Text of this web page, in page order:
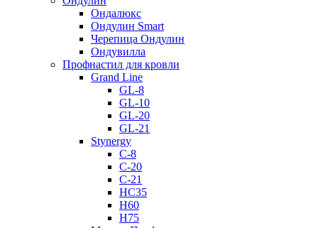
Ондалюкс
Ондулин Smart
Черепица Ондулин
Ондувилла
Профнастил для кровли
Grand Line
GL-8
GL-10
GL-20
GL-21
Stynergy
C-8
C-20
C-21
НС35
Н60
H75